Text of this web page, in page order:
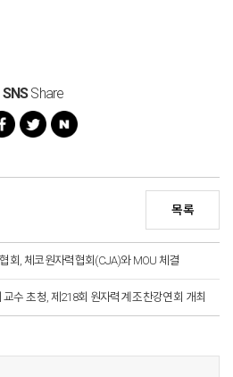
SNSShare
목록
회, 체코원자력협회(CJA)와 MOU 체결
교수 초청, 제218회 원자력계 조찬강연회 개최